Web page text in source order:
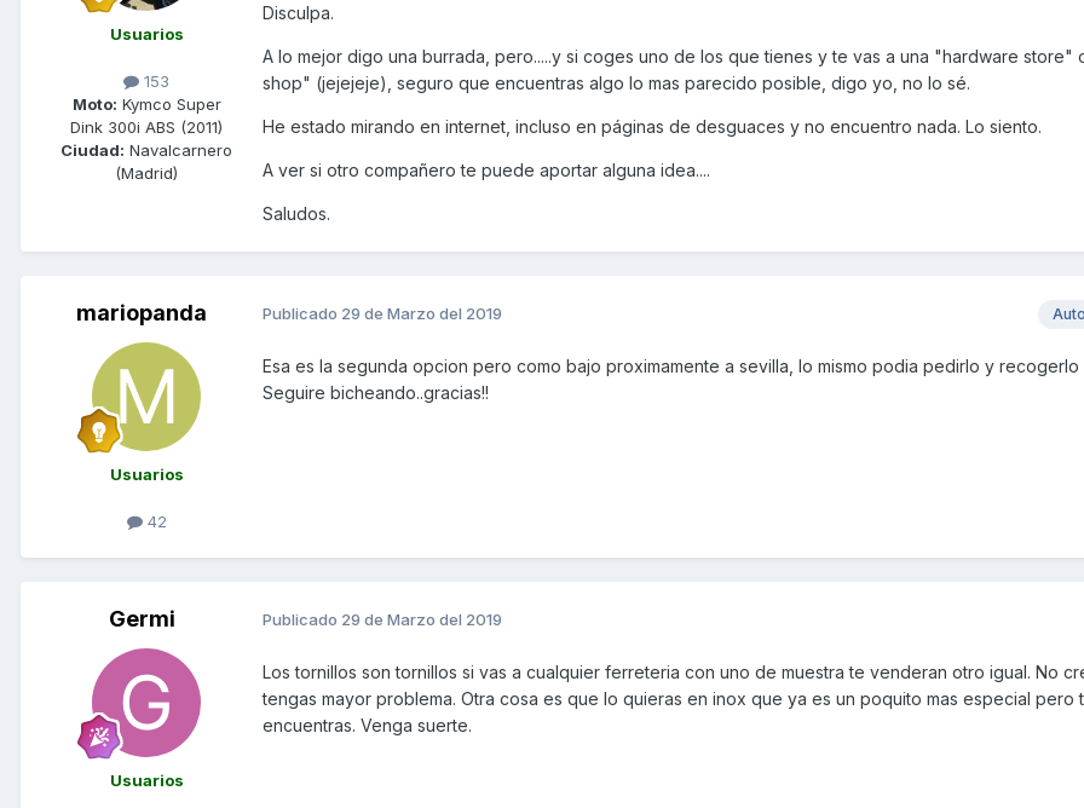
Usuarios
153
Moto: Kymco Super
Dink 300i ABS (2011)
Ciudad: Navalcarnero
(Madrid)
Disculpa.
A lo mejor digo una burrada, pero.....y si coges uno de los que tienes y te vas a una "hardware store"
shop" (jejejeje), seguro que encuentras algo lo mas parecido posible, digo yo, no lo sé.
He estado mirando en internet, incluso en páginas de desguaces y no encuentro nada. Lo siento.
A ver si otro compañero te puede aportar alguna idea....
Saludos.
mariopanda
Usuarios
42
Publicado 29 de Marzo del 2019
Esa es la segunda opcion pero como bajo proximamente a sevilla, lo mismo podia pedirlo y recogerlo
Seguire bicheando..gracias!!
Germi
Usuarios
Publicado 29 de Marzo del 2019
Los tornillos son tornillos si vas a cualquier ferreteria con uno de muestra te venderan otro igual. No
tengas mayor problema. Otra cosa es que lo quieras en inox que ya es un poquito mas especial pero
encuentras. Venga suerte.